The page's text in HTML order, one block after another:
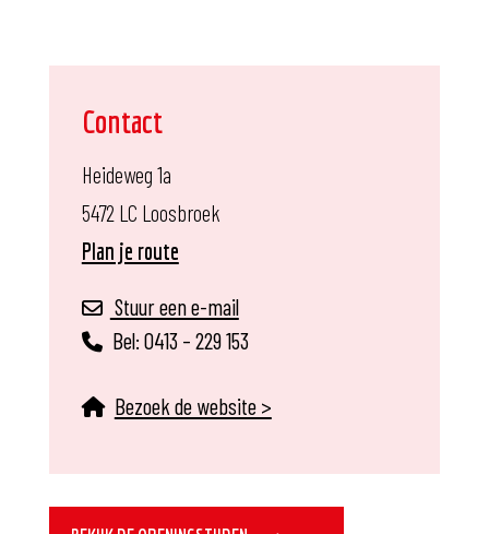
Contact
Heideweg 1a
5472 LC Loosbroek
Plan je route
Stuur een e-mail
Bel: 0413 – 229 153
Bezoek de website >